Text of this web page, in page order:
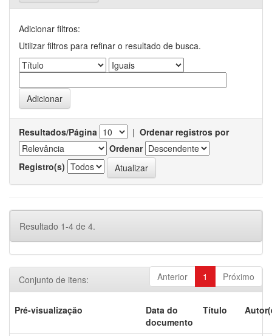
Adicionar filtros:
Utilizar filtros para refinar o resultado de busca.
Resultados/Página | Ordenar registros por
Ordenar
Registro(s)
Resultado 1-4 de 4.
Anterior 1 Próximo
Conjunto de itens:
Pré-visualização
Data do
documento
Título